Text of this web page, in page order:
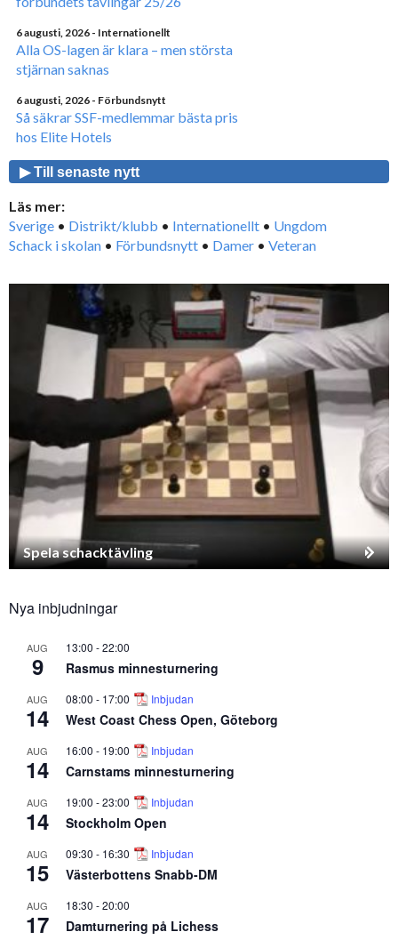
6 augusti, 2026 - Internationellt
Alla OS-lagen är klara – men största
stjärnan saknas
6 augusti, 2026 - Förbundsnytt
Så säkrar SSF-medlemmar bästa pris
hos Elite Hotels
▶ Till senaste nytt
Läs mer:
Sverige • Distrikt/klubb • Internationellt • Ungdom
Schack i skolan • Förbundsnytt • Damer • Veteran
Spela schacktävling
Nya inbjudningar
AUG
9
13:00 -22:00
Rasmus minnesturnering
AUG
14
08:00 - 17:00 Inbjudan
West Coast Chess Open, Göteborg
AUG
14
16:00 - 19:00 Inbjudan
Carnstams minnesturnering
AUG
14
19:00 -23:00 Inbjudan
Stockholm Open
AUG
15
09:30 - 16:30 Inbjudan
Västerbottens Snabb-DM
AUG
17
18:30 -20:00
Damturnering på Lichess